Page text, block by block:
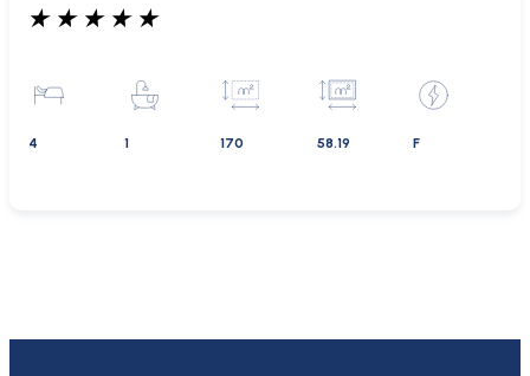
★ ★ ★ ★ ★
4 1 170 58.19 F